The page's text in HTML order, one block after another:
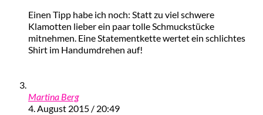
Einen Tipp habe ich noch: Statt zu viel schwere
Klamotten lieber ein paar tolle Schmuckstücke
mitnehmen. Eine Statementkette wertet ein schlichtes
Shirt im Handumdrehen auf!
Martina Berg
4. August 2015 / 20:49